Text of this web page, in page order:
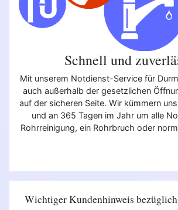
Schnell und
Mit unserem Notdienst-Service für
auch außerhalb der gesetzlichen
auf der sicheren Seite. Wir kümmern
und an 365 Tagen im Jahr um alle
Rohrreinigung, ein Rohrbruch oder
Wichtiger Kundenhinweis